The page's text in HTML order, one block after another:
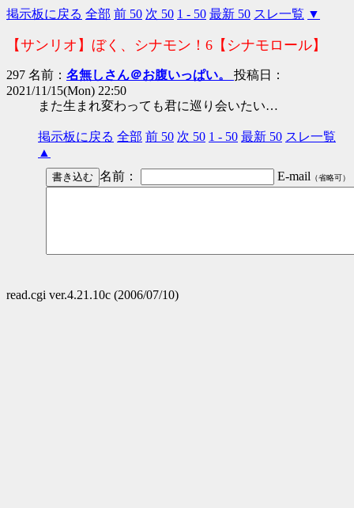
掲示板に戻る 全部 前 50 次 50 1 - 50 最新 50 スレ一覧 ▼
【サンリオ】ぼく、シナモン！6【シナモロール】
297 名前： 名無しさん＠お腹いっぱい。 投稿日：
2021/11/15(Mon) 22:50
また生まれ変わっても君に巡り会いたい…
掲示板に戻る 全部 前 50 次 50 1 - 50 最新 50 スレ一覧
▲
名前：
E-mail （省略可）
read.cgi ver.4.21.10c (2006/07/10)